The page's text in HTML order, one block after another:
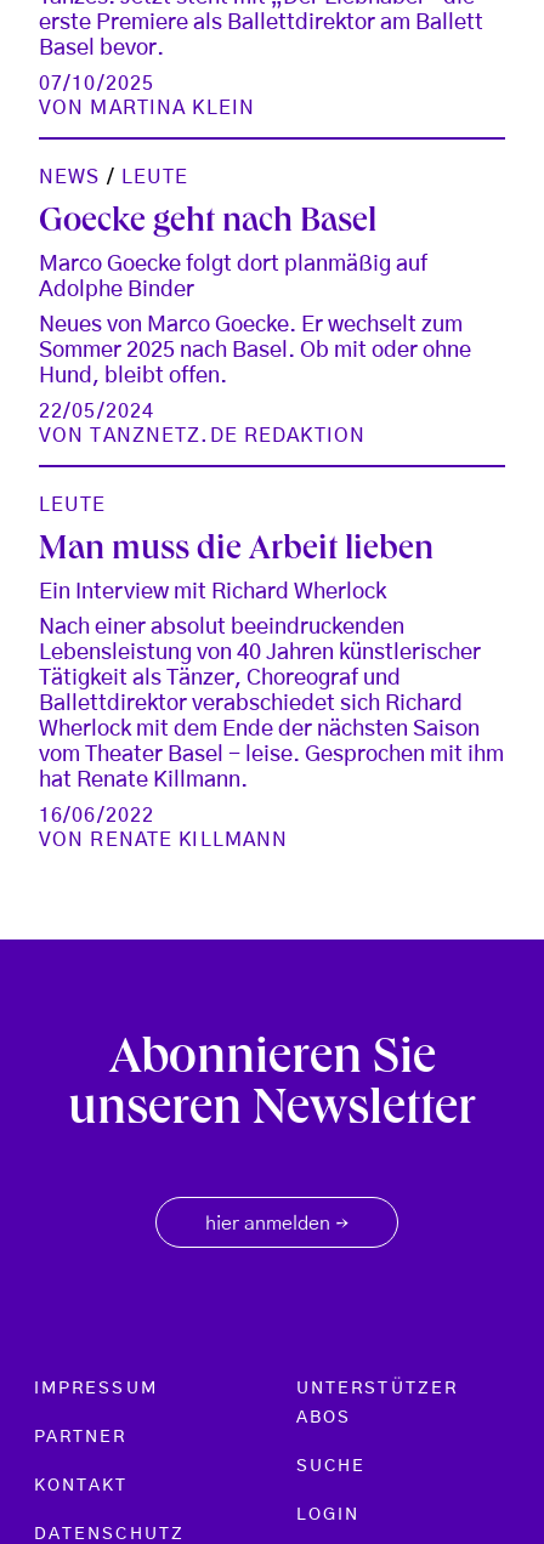
erste Premiere als Ballettdirektor am Ballett
Basel bevor.
07/10/2025
VON MARTINA KLEIN
NEWS / LEUTE
Goecke geht nach Basel
Marco Goecke folgt dort planmäßig auf
Adolphe Binder
Neues von Marco Goecke. Er wechselt zum
Sommer 2025 nach Basel. Ob mit oder ohne
Hund, bleibt offen.
22/05/2024
VON
TANZNETZ.DE REDAKTION
LEUTE
Man muss die Arbeit lieben
Ein Interview mit Richard Wherlock
Nach einer absolut beeindruckenden
Lebensleistung von 40 Jahren künstlerischer
Tätigkeit als Tänzer, Choreograf und
Ballettdirektor verabschiedet sich Richard
Wherlock mit dem Ende der nächsten Saison
vom Theater Basel - leise. Gesprochen mit ihm
hat Renate Killmann.
16/06/2022
VON
RENATE KILLMANN
Abonnieren Sie
unseren Newsletter
hier anmelden →
Footer menu
IMPRESSUM
PARTNER
KONTAKT
DATENSCHUTZ
UNTERSTÜTZER
ABOS
SUCHE
LOGIN